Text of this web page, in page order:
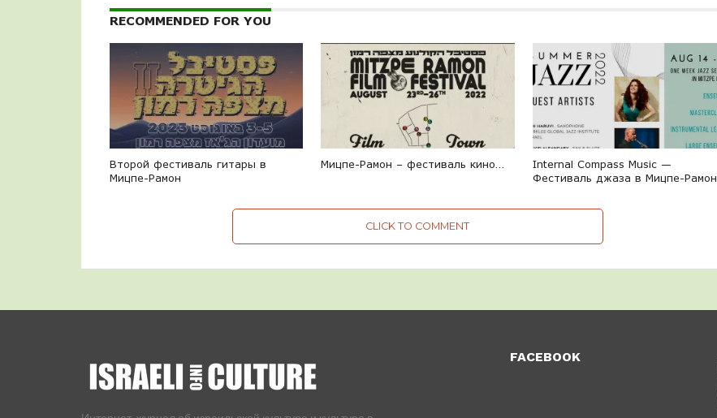
RECOMMENDED FOR YOU
Второй фестиваль гитары в
Мицпе-Рамон
Мицпе-Рамон – фестиваль кино…
Internal Compass Music —
Фестиваль джаза в Мицпе-Рамон
CLICK TO COMMENT
FACEBOOK